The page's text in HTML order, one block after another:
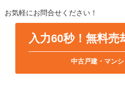
お気軽にお問合せください！
入力60秒！無料売
中古戸建・マン